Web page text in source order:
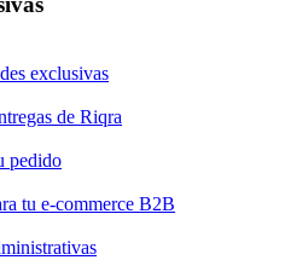
exclusivas
de Riqra
pedido
tu e-commerce B2B